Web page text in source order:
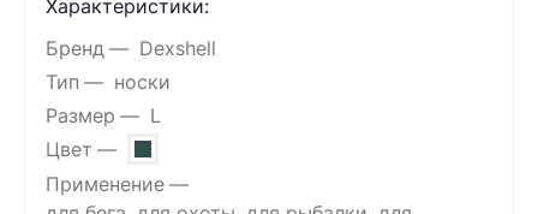
Характеристики:
Бренд
Dexshell
Тип
носки
Размер
L
Цвет
Применение